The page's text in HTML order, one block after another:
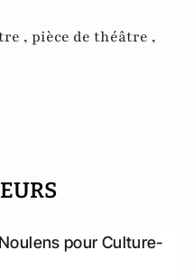
, pièce de théâtre ,
pour Culture-